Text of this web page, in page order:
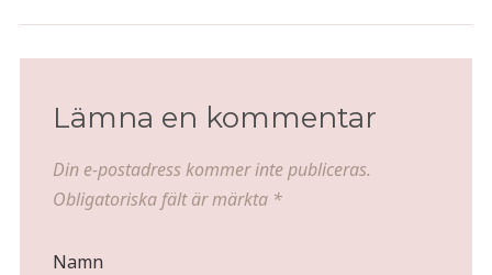
Lämna en kommentar
Din e-postadress kommer inte publiceras.
Obligatoriska fält är märkta *
Namn